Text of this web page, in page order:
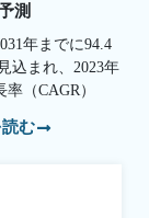
測
年までに94.4
込まれ、2023年
（CAGR）
む